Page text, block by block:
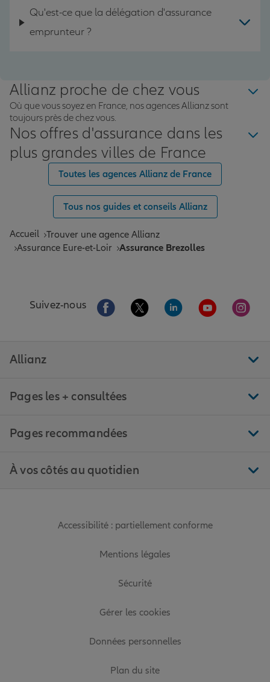
Qu'est-ce que la délégation d'assurance
emprunteur ?
Allianz proche de chez vous
Où que vous soyez en France, nos agences Allianz sont
toujours près de chez vous.
Nos offres d'assurance dans les
plus grandes villes de France
Toutes les agences Allianz de France
Tous nos guides et conseils Allianz
Accueil Trouver une agence Allianz
Assurance Eure-et-Loir
Assurance Brezolles
Suivez-nous Aller sur la page Facebook de Allianz
Aller sur la page Twitter de
Aller sur la page
Aller sur la
Aller
Allianz
Pages les + consultées
Pages recommandées
À vos côtés au quotidien
Accessibilité : partiellement conforme
Mentions légales
Sécurité
Gérer les cookies
Données personnelles
Plan du site